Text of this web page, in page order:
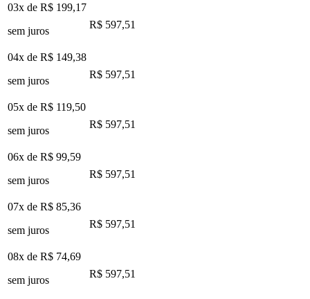
03x de R$ 199,17
sem juros
R$ 597,51
04x de R$ 149,38
sem juros
R$ 597,51
05x de R$ 119,50
sem juros
R$ 597,51
06x de R$ 99,59
sem juros
R$ 597,51
07x de R$ 85,36
sem juros
R$ 597,51
08x de R$ 74,69
sem juros
R$ 597,51